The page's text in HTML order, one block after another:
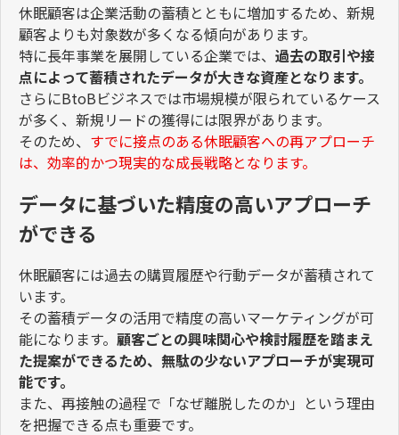
休眠顧客は企業活動の蓄積とともに増加するため、新規
顧客よりも対象数が多くなる傾向があります。
特に長年事業を展開している企業では、 過去の取引や接
点によって蓄積されたデータが大きな資産となります。
さらにBtoBビジネスでは市場規模が限られているケース
が多く、新規リードの獲得には限界があります。
そのため、 すでに接点のある休眠顧客への再アプローチ
は、効率的かつ現実的な成長戦略となります。
データに基づいた精度の高いアプローチ
ができる
休眠顧客には過去の購買履歴や行動データが蓄積されて
います。
その蓄積データの活用で精度の高いマーケティングが可
能になります。 顧客ごとの興味関心や検討履歴を踏まえ
た提案ができるため、無駄の少ないアプローチが実現可
能です。
また、再接触の過程で「なぜ離脱したのか」という理由
を把握できる点も重要です。